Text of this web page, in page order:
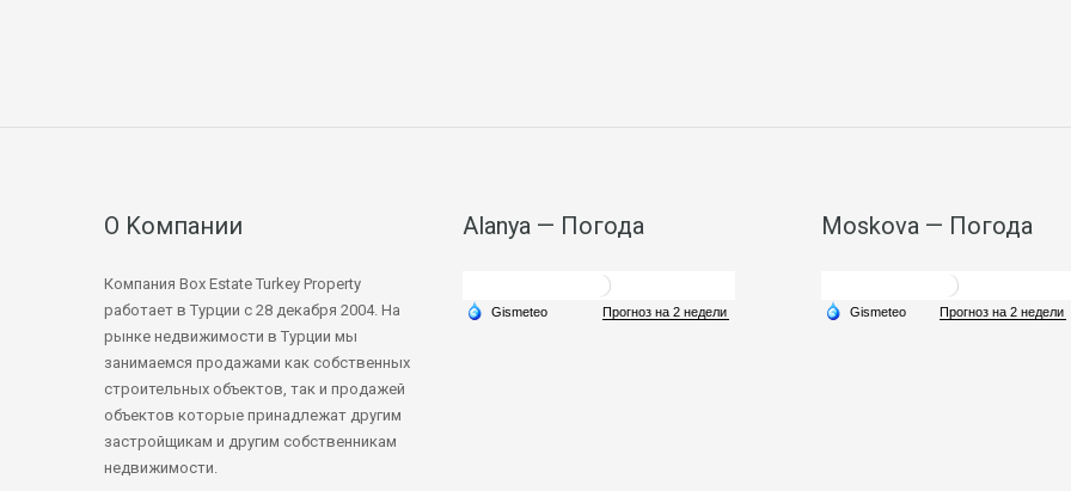
О Kомпании
Компания Box Estate Turkey Property
работает в Турции с 28 декабря 2004. На
рынке недвижимости в Турции мы
занимаемся продажами как собственных
строительных объектов, так и продажей
объектов которые принадлежат другим
застройщикам и другим собственникам
недвижимости.
Alanya — Погода Moskova — Погода